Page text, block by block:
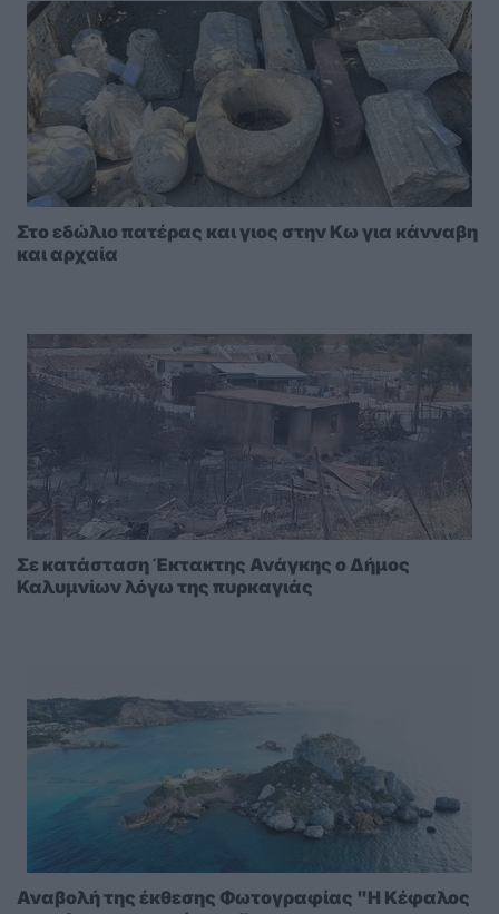
Στο εδώλιο πατέρας και γιος στην Κω για κάνναβη
και αρχαία
Σε κατάσταση Έκτακτης Ανάγκης ο Δήμος
Καλυμνίων λόγω της πυρκαγιάς
Αναβολή της έκθεσης Φωτογραφίας "Η Κέφαλος